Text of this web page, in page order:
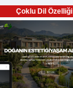
Çoklu Dil Özelliği